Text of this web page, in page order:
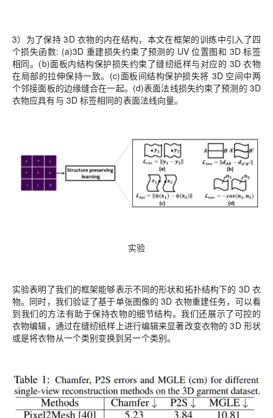
3）为了保持 3D 衣物的内在结构，本文在框架的训练中引入了四
个损失函数: (a)3D 重建损失约束了预测的 UV 位置图和 3D 标签
相同。(b)面板内结构保护损失约束了缝纫纸样与对应的 3D 衣物
在局部的拉伸保持一致。(c)面板间结构保护损失将 3D 空间中两
个邻接面板的边缘缝合在一起。(d)表面法线损失约束了预测的 3D
衣物应具有与 3D 标签相同的表面法线向量。
实验
实验表明了我们的框架能够表示不同的形状和拓扑结构下的 3D 衣
物。同时，我们验证了基于单张图像的 3D 衣物重建任务，可以看
到我们的方法有助于保持衣物的细节结构。我们还展示了可控的
衣物编辑，通过在缝纫纸样上进行编辑来显著改变衣物的 3D 形状
或是将衣物从一个类别变换到另一个类别。